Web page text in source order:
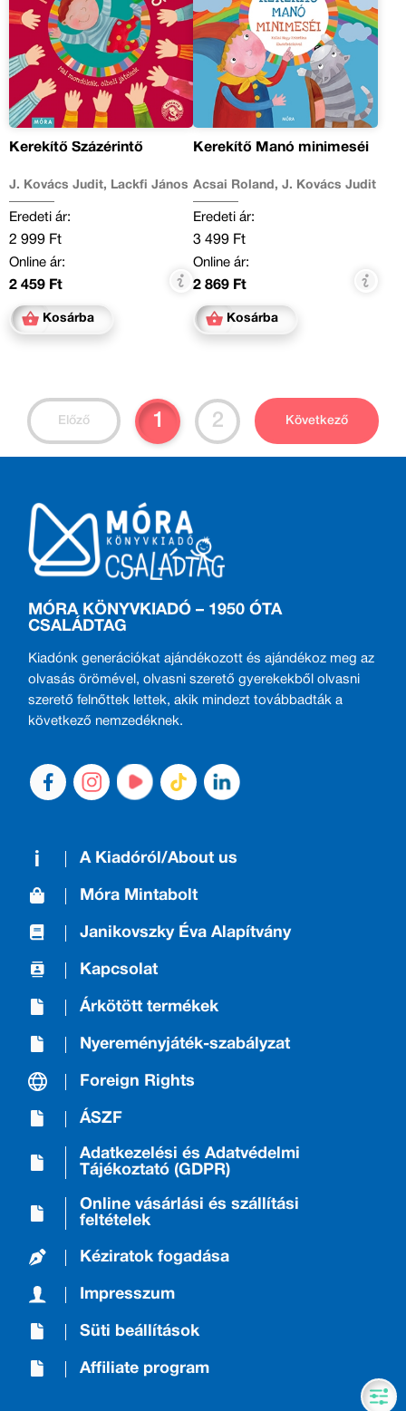
Kerekítő Százérintő
J. Kovács Judit, Lackfi János
Eredeti ár:
2 999 Ft
Online ár:
2 459 Ft
Kosárba
Kerekítő Manó minimeséi
Acsai Roland, J. Kovács Judit
Eredeti ár:
3 499 Ft
Online ár:
2 869 Ft
Kosárba
Előző 1 2 Következő
MÓRA KÖNYVKIADÓ – 1950 ÓTA
CSALÁDTAG
Kiadónk generációkat ajándékozott és ajándékoz meg az
olvasás örömével, olvasni szerető gyerekekből olvasni
szerető felnőttek lettek, akik mindezt továbbadták a
következő nemzedéknek.
A Kiadóról/About us
Móra Mintabolt
Janikovszky Éva Alapítvány
Kapcsolat
Árkötött termékek
Nyereményjáték-szabályzat
Foreign Rights
ÁSZF
Adatkezelési és Adatvédelmi
Tájékoztató (GDPR)
Online vásárlási és szállítási
feltételek
Kéziratok fogadása
Impresszum
Süti beállítások
Affiliate program